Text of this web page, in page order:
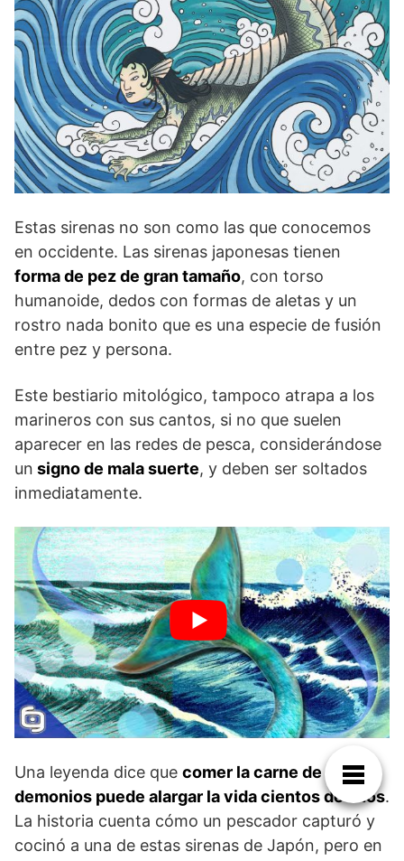
Estas sirenas no son como las que conocemos
en occidente. Las sirenas japonesas tienen
forma de pez de gran tamaño, con torso
humanoide, dedos con formas de aletas y un
rostro nada bonito que es una especie de fusión
entre pez y persona.
Este bestiario mitológico, tampoco atrapa a los
marineros con sus cantos, si no que suelen
aparecer en las redes de pesca, considerándose
un signo de mala suerte, y deben ser soltados
inmediatamente.
Una leyenda dice que comer la carne de estos
demonios puede alargar la vida cientos de años.
La historia cuenta cómo un pescador capturó y
cocinó a una de estas sirenas de Japón, pero en